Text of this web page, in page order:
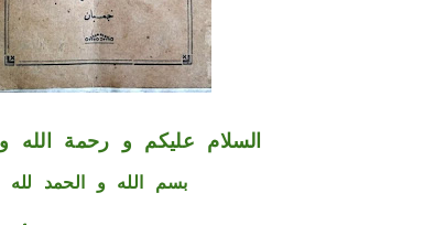
السلام عليكم و رحمة الله و
بسم الله و الحمد لله